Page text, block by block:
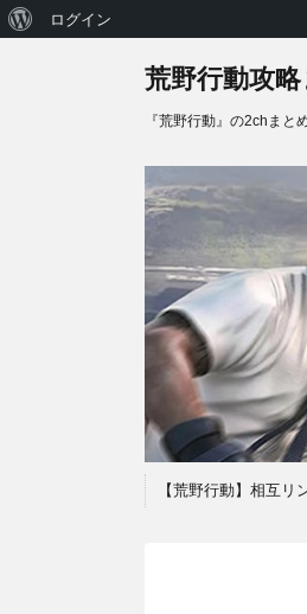
荒野行動攻
『荒野行動』の2chまと
【荒野行動】相互リ
WordPress
ログイン